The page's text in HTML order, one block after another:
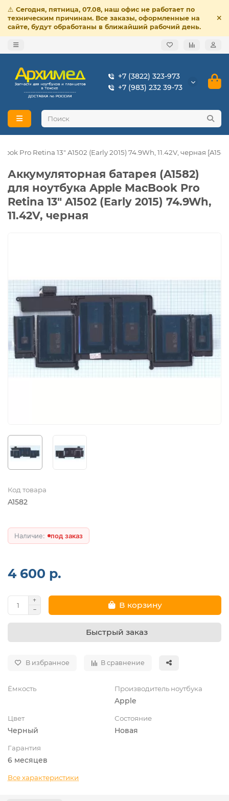
⚠️ Сегодня, пятница, 07.08, наш офис не работает по
техническим причинам. Все заказы, оформленные на
сайте, будут обработаны в ближайший рабочий день.
+7 (3822) 323-973
+7 (983) 232 39-73
Pro Retina 13" A1502 (Early 2015) 74.9Wh, 11.42V, черная
Аккумуляторная батарея (A1582)
для ноутбука Apple MacBook Pro
Retina 13" A1502 (Early 2015) 74.9Wh,
11.42V, черная
Код товара
A1582
под заказ
4 600 р.
В корзину
Быстрый заказ
В избранное В сравнение
Ёмкость Производитель ноутбука
Apple
Цвет
Черный
Состояние
Новая
Гарантия
6 месяцев
Все характеристики